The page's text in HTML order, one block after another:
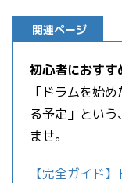
関連ページ
初心者におすす
「ドラムを始
る予定」とい
ませ。
【完全ガイド